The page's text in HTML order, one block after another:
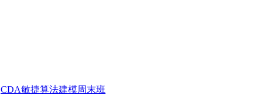
CDA敏捷算法建模周末班